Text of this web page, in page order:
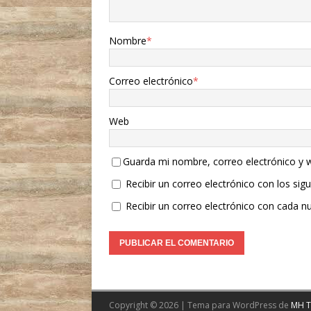
Nombre*
Correo electrónico*
Web
Guarda mi nombre, correo electrónico y
Recibir un correo electrónico con los
Recibir un correo electrónico con cada
Copyright © 2026 | Tema para WordPress de MH